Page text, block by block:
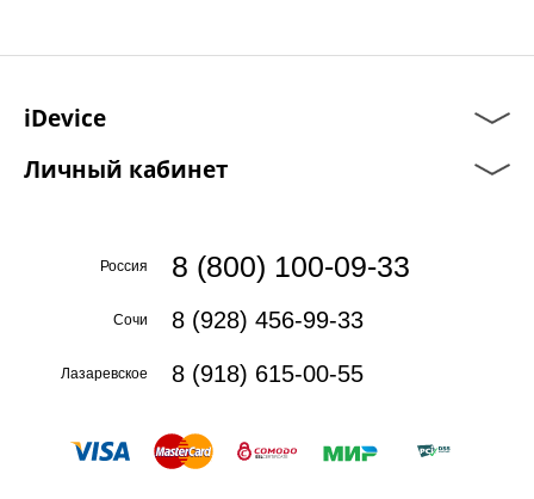
iDevice
Личный кабинет
Россия 8 (800) 100-09-33
Сочи 8 (928) 456-99-33
Лазаревское 8 (918) 615-00-55